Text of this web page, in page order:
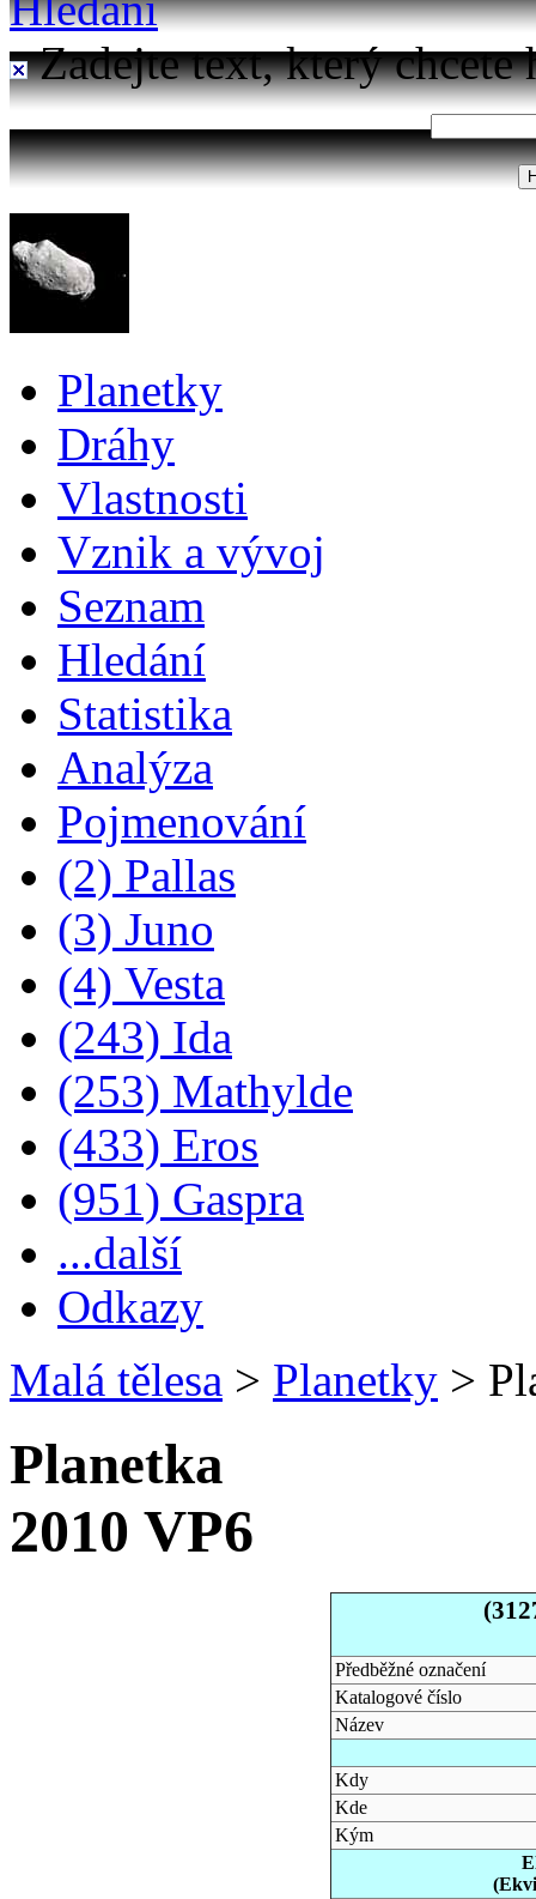
Zadejte text, který chcete
Planetky
Dráhy
Vlastnosti
Vznik a vývoj
Seznam
Hledání
Statistika
Analýza
Pojmenování
(2) Pallas
(3) Juno
(4) Vesta
(243) Ida
(253) Mathylde
(433) Eros
(951) Gaspra
...další
Odkazy
Malá tělesa > Planetky >
Planetka
2010 VP6
Předběžné označení
Katalogové číslo
Název
Kdy
Kde
Kým